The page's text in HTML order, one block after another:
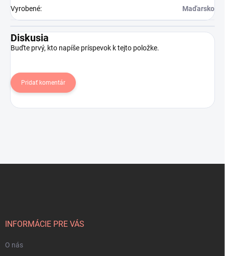
Vyrobené: Maďarsko
Diskusia
Buďte prvý, kto napíše príspevok k tejto položke.
Pridať komentár
INFORMÁCIE PRE VÁS
O nás